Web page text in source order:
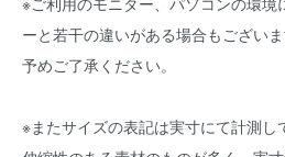
ーと若干の違いがある場合もございま
予めご了承ください。
※またサイズの表記は実寸にて計測し